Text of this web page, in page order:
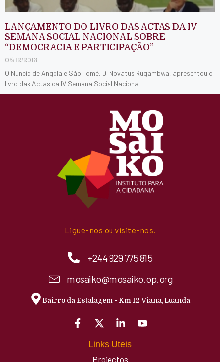
LANÇAMENTO DO LIVRO DAS ACTAS DA IV
SEMANA SOCIAL NACIONAL SOBRE
“DEMOCRACIA E PARTICIPAÇÃO”
05/12/2013
O Núncio de Angola e São Tomé, D. Novatus Rugambwa, apresentou o
livro das Actas da IV Semana Social Nacional
Ligue-nos ou visite-nos.
+244 929 775 815
mosaiko@mosaiko.op.org
Bairro da Estalagem - Km 12 Viana, Luanda
Links Uteis
Projectos